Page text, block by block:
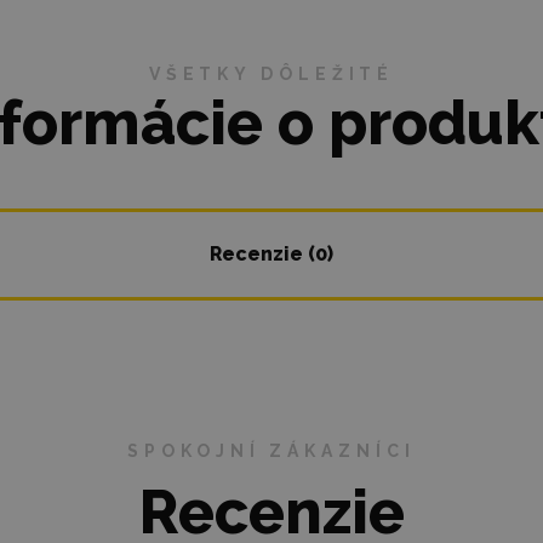
VŠETKY DÔLEŽITÉ
o
Recenzie (0)
SPOKOJNÍ ZÁKAZNÍCI
Recenzie